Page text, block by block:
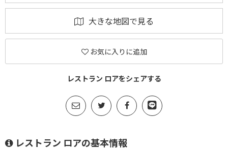
大きな地図で見る
お気に入りに追加
レストラン ロアをシェアする
レストラン ロアの基本情報